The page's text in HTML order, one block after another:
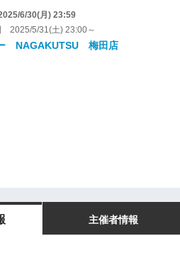
6/30(月) 23:59
2025/5/31(土) 23:00～
NAGAKUTSU 梅田店
主催者情報